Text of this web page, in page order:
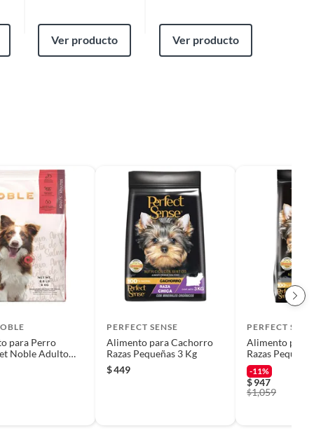
Ver producto Ver producto
para Perro
Noble Adulto
PERFECT SENSE
Alimento para Cachorro
Razas Pequeñas 3 Kg
$449
PERFECT
Alimento para
Razas
-11%
$947
$1,059